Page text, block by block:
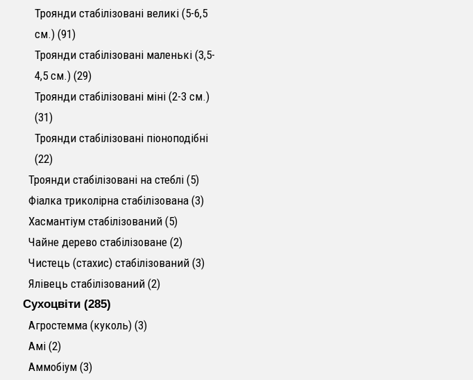
Троянди стабілізовані великі (5-6,5
см.) 9191 товар
Троянди стабілізовані маленькі (3,5-
4,5 см.) 2929 товарів
Троянди стабілізовані міні (2-3 см.)
3131 товар
Троянди стабілізовані піоноподібні
2222 товари
Троянди стабілізовані на стеблі 55 товарів
Фіалка триколірна стабілізована 33 товари
Хасмантіум стабілізований 55 товарів
Чайне дерево стабілізоване 22 товари
Чистець (стахис) стабілізований 33 товари
Ялівець стабілізований 22 товари
Сухоцвіти 285285 товарів
Агростемма (куколь) 33 товари
Амі 22 товари
Аммобіум 33 товари